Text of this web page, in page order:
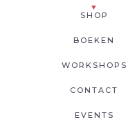
SHOP
BOEKEN
WORKSHOPS
CONTACT
EVENTS